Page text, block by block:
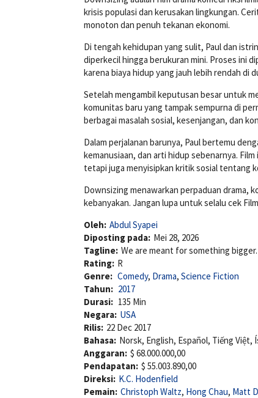
krisis populasi dan kerusakan lingkungan.
monoton dan penuh tekanan ekonomi.
Di tengah kehidupan yang sulit, Paul dan
diperkecil hingga berukuran mini. Proses ini
karena biaya hidup yang jauh lebih rendah di
Setelah mengambil keputusan besar untuk
komunitas baru yang tampak sempurna di
berbagai masalah sosial, kesenjangan, dan
Dalam perjalanan barunya, Paul bertemu
kemanusiaan, dan arti hidup sebenarnya.
tetapi juga menyisipkan kritik sosial tentang
Downsizing menawarkan perpaduan drama,
kebanyakan. Jangan lupa untuk selalu cek
Oleh: Abdul Syapei
Diposting pada: Mei 28, 2026
Tagline: We are meant for something bigger.
Rating: R
Genre: Comedy, Drama, Science Fiction
Tahun: 2017
Durasi: 135 Min
Negara: USA
Rilis: 22 Dec 2017
Bahasa: Norsk, English, Español, Tiếng Việt,
Anggaran: $ 68.000.000,00
Pendapatan: $ 55.003.890,00
Direksi: K.C. Hodenfield
Pemain: Christoph Waltz, Hong Chau, Matt